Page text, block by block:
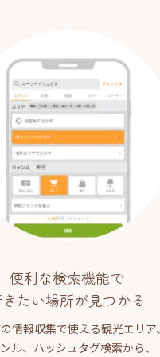
便利な検索機能で
たい場所が見つかる
情報収集で使える観光エリア、
ル、ハッシュタグ検索から、